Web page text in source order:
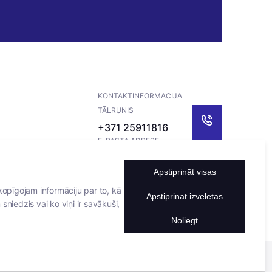
KONTAKTINFORMĀCIJA
TĀLRUNIS
+371 25911816
E-PASTA ADRESE
info@bertasnams.lv
informāciju par to, kā
vai ko viņi ir savākuši,
Apstiprināt visas
Apstiprināt izvēlētās
Noliegt